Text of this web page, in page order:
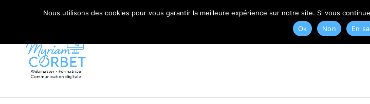
06 79 42 10 00 CONTACT@MYRIAM-CORBET.NET
Nous utilisons des cookies pour vous garantir la meilleure expérience sur notre site. Si vous
Ok
Non En